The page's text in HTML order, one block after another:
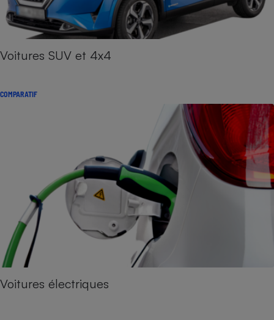
Voitures SUV et 4x4
COMPARATIF
Voitures électriques